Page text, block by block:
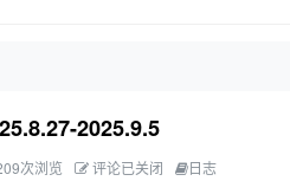
2025.9.5
次浏览 评论已关闭 日志